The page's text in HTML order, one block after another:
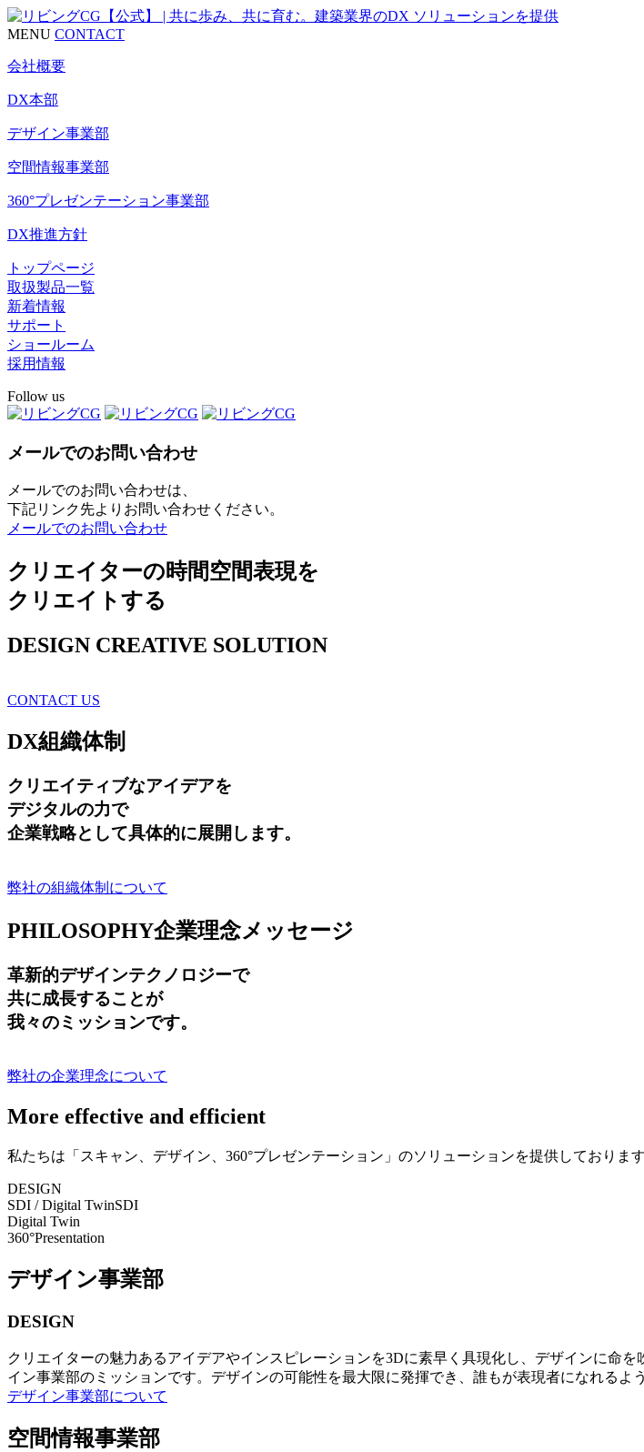
MENU CONTACT
会社概要
DX本部
デザイン事業部
空間情報事業部
360°プレゼンテーション事業部
DX推進方針
トップページ
取扱製品一覧
新着情報
サポート
ショールーム
採用情報
Follow us
メールでのお問い合わせ
メールでのお問い合わせは、
下記リンク先よりお問い合わせください。
メールでのお問い合わせ
クリエイターの時間空間表現を
クリエイトする
DESIGN CREATIVE SOLUTION
CONTACT US
DX組織体制
クリエイティブなアイデアを
デジタルの力で
企業戦略として具体的に展開します。
弊社の組織体制について
PHILOSOPHY企業理念メッセージ
革新的デザインテクノロジーで
共に成長することが
我々のミッションです。
弊社の企業理念について
More effective and efficient
私たちは「スキャン、デザイン、360°プレゼンテーション」のソリューションを提供しております
DESIGN
SDI / Digital TwinSDI
Digital Twin
360°Presentation
デザイン事業部
DESIGN
クリエイターの魅力あるアイデアやインスピレーションを3Dに素早く具現化し、デザインに命
イン事業部のミッションです。デザインの可能性を最大限に発揮でき、誰もが表現者になれるよ
デザイン事業部について
空間情報事業部